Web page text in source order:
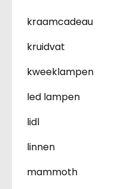
kraamcadeau
kruidvat
kweeklampen
led lampen
lidl
linnen
mammoth